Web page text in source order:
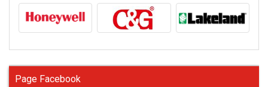
Page Facebook